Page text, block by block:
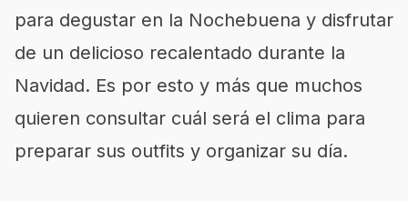
para degustar en la Nochebuena y disfrutar
de un delicioso recalentado durante la
Navidad. Es por esto y más que muchos
quieren consultar cuál será el clima para
preparar sus outfits y organizar su día.